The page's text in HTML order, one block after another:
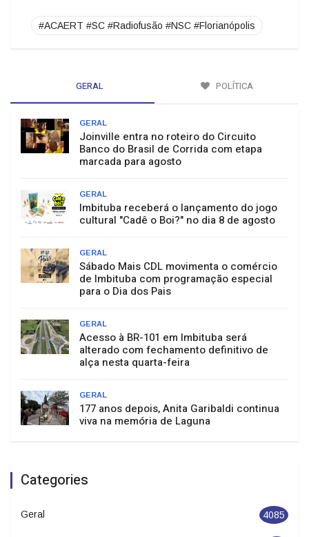
#ACAERT #SC #Radiofusão #NSC #Florianópolis
GERAL POLÍTICA
GERAL
Joinville entra no roteiro do Circuito
Banco do Brasil de Corrida com etapa
marcada para agosto
GERAL
Imbituba receberá o lançamento do jogo
cultural "Cadê o Boi?" no dia 8 de agosto
GERAL
Sábado Mais CDL movimenta o comércio
de Imbituba com programação especial
para o Dia dos Pais
GERAL
Acesso à BR-101 em Imbituba será
alterado com fechamento definitivo de
alça nesta quarta-feira
GERAL
177 anos depois, Anita Garibaldi continua
viva na memória de Laguna
Categories
Geral 4085